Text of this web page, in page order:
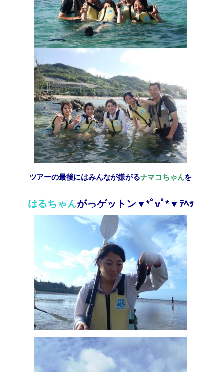
ツアーの最後にはみんなが嫌がるナマコちゃんを
はるちゃんがっゲットン▼*ﾟvﾟ*▼ﾃﾍｯ